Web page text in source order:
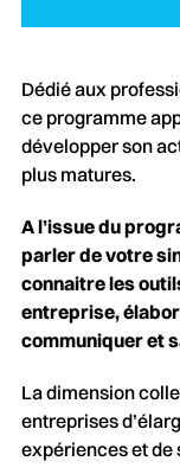
Dédié aux
ce programme
développer son
plus matures.
A l’issue du
parler de votre
connaitre les
entreprise,
communiquer et
La dimension
entreprises
expériences et de